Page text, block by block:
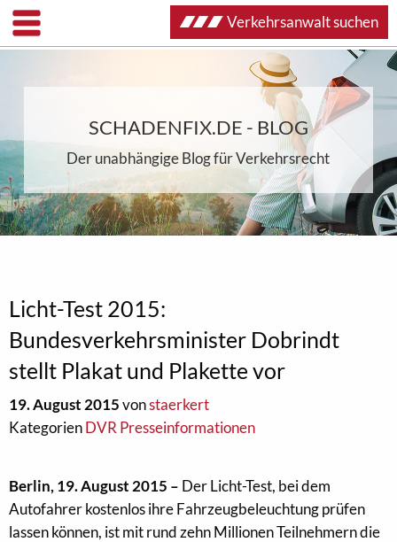
SCHADENFIX.DE - BLOG
Der unabhängige Blog für Verkehrsrecht
Licht-Test 2015:
Bundesverkehrsminister Dobrindt
stellt Plakat und Plakette vor
19. August 2015vonstaerkert
KategorienDVR Presseinformationen
Berlin, 19. August 2015 – Der Licht-Test, bei dem
Autofahrer kostenlos ihre Fahrzeugbeleuchtung prüfen
lassen können, ist mit rund zehn Millionen Teilnehmern die
Verkehrsanwalt suchen